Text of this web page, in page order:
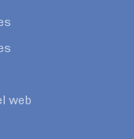
web